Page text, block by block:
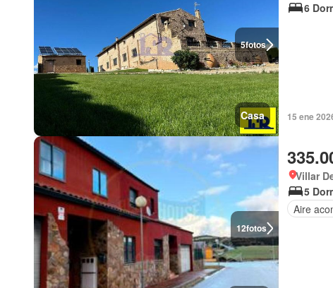
5fotos
Casa
6
15 ene
12fotos
Villar
5
Aire